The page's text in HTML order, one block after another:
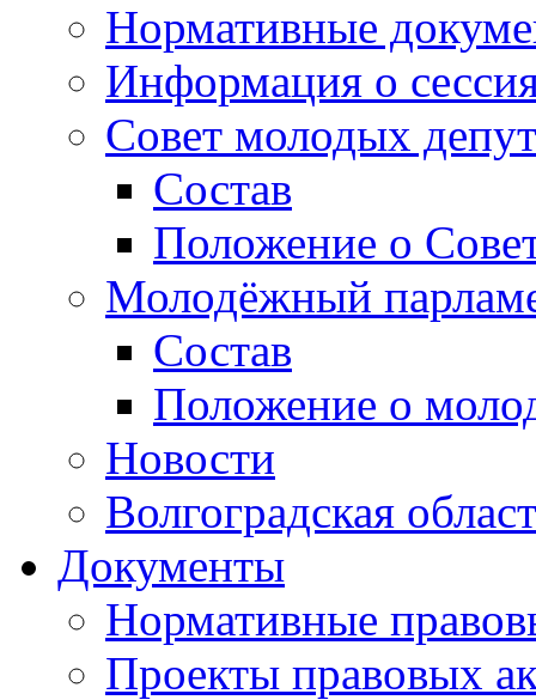
Нормативные
Информация о
Совет молодых
Состав
Положение о
Молодёжный
Состав
Положение о
Новости
Волгоградская
Документы
Нормативные
Проекты правовых